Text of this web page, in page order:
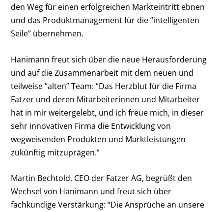
den Weg für einen erfolgreichen Markteintritt ebnen
und das Produktmanagement für die “intelligenten
Seile” übernehmen.
Hanimann freut sich über die neue Herausforderung
und auf die Zusammenarbeit mit dem neuen und
teilweise “alten” Team: “Das Herzblut für die Firma
Fatzer und deren Mitarbeiterinnen und Mitarbeiter
hat in mir weitergelebt, und ich freue mich, in dieser
sehr innovativen Firma die Entwicklung von
wegweisenden Produkten und Marktleistungen
zukünftig mitzuprägen.”
Martin Bechtold, CEO der Fatzer AG, begrüßt den
Wechsel von Hanimann und freut sich über
fachkundige Verstärkung: “Die Ansprüche an unsere